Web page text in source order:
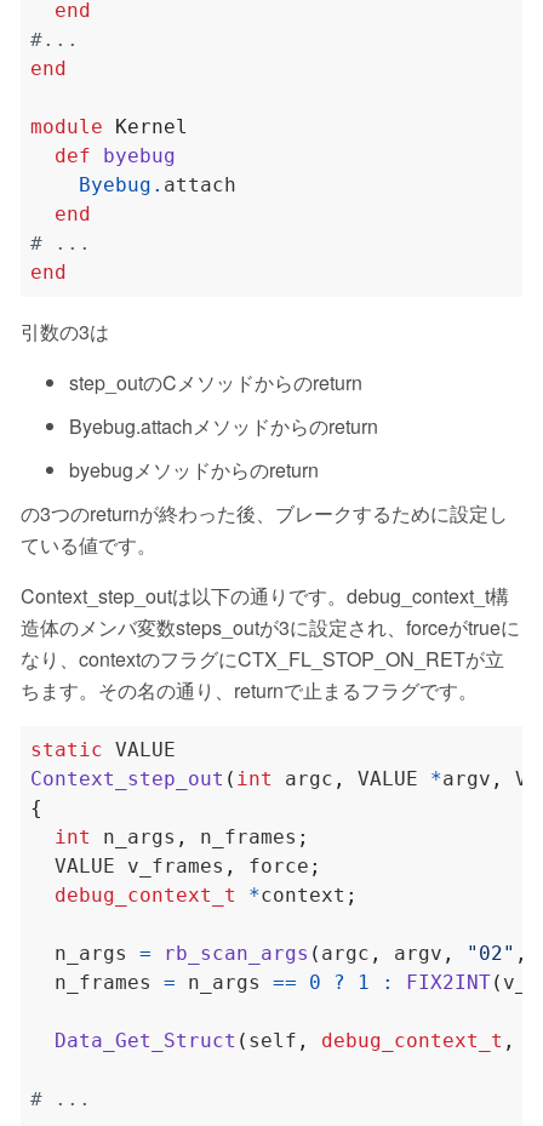
end
#...
end
module
Kernel
def
byebug
Byebug .
end
# ...
end
引数の3は
step_outのCメソッドからのreturn
Byebug.attachメソッドからのreturn
byebugメソッドからのreturn
の3つのreturnが終わった後、ブレークするために設定し
ている値です。
Context_step_outは以下の通りです。debug_context_t構
造体のメンバ変数steps_outが3に設定され、forceがtrueに
なり、contextのフラグにCTX_FL_STOP_ON_RETが立
ちます。その名の通り、returnで止まるフラグです。
static
Context_step_out ( int argc , VALUE *argv ,
{
int
n_args , n_frames ;
  VALUE v_frames
, force ;
debug_context_t
*context ;
  n_args
= rb_scan_args ( argc , argv , "02" ,
  n_frames
= n_args == 0 ? 1 : FIX2INT(
Data_Get_Struct ( self , debug_context_t ,